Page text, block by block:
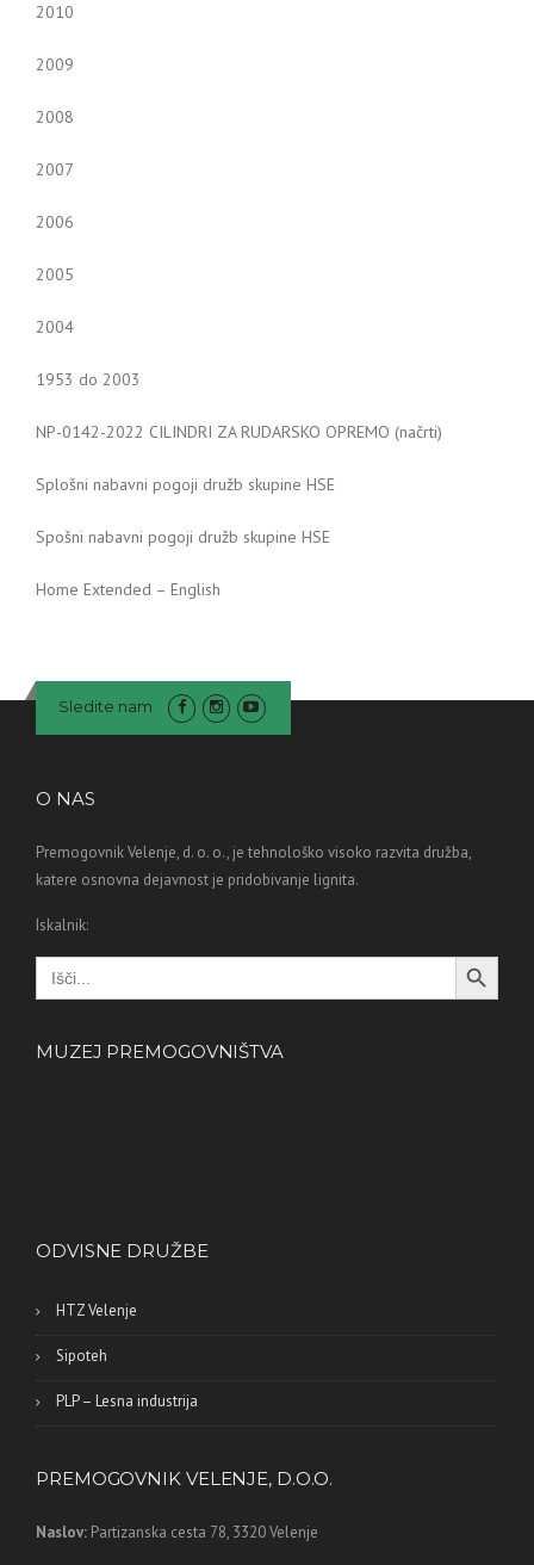
2010
2009
2008
2007
2006
2005
2004
1953 do 2003
NP-0142-2022 CILINDRI ZA RUDARSKO OPREMO (načrti)
Splošni nabavni pogoji družb skupine HSE
Spošni nabavni pogoji družb skupine HSE
Home Extended – English
Sledite nam
O NAS
Premogovnik Velenje, d. o. o., je tehnološko visoko razvita družba,
katere osnovna dejavnost je pridobivanje lignita.
Iskalnik:
Search
for:
Search Button
MUZEJ PREMOGOVNIŠTVA
ODVISNE DRUŽBE
HTZ Velenje
Sipoteh
PLP – Lesna industrija
PREMOGOVNIK VELENJE, D.O.O.
Naslov: Partizanska cesta 78, 3320 Velenje